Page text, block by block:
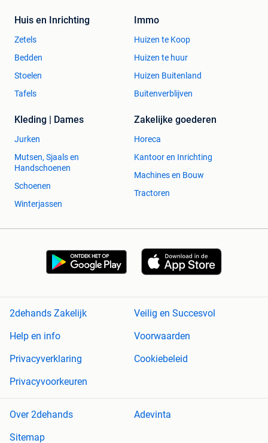
Huis en Inrichting
Zetels
Bedden
Stoelen
Tafels
Immo
Huizen te Koop
Huizen te huur
Huizen Buitenland
Buitenverblijven
Kleding | Dames
Jurken
Mutsen, Sjaals en
Handschoenen
Schoenen
Winterjassen
Zakelijke goederen
Horeca
Kantoor en Inrichting
Machines en Bouw
Tractoren
2dehands Zakelijk
Veilig en Succesvol
Help en info
Voorwaarden
Privacyverklaring
Cookiebeleid
Privacyvoorkeuren
Over 2dehands
Adevinta
Sitemap